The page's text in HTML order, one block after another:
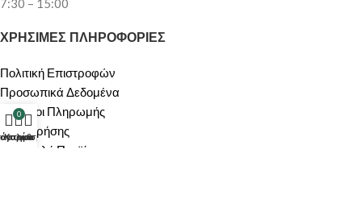
7:30 – 15:00
ΧΡΗΣΙΜΕΣ ΠΛΗΡΟΦΟΡΙΕΣ
Πολιτική Επιστροφών
Προσωπικά Δεδομένα
Μέθοδοι Πληρωμής
Όροι Χρήσης
Αποστολή Προϊόντων
0
Καλάθι μου